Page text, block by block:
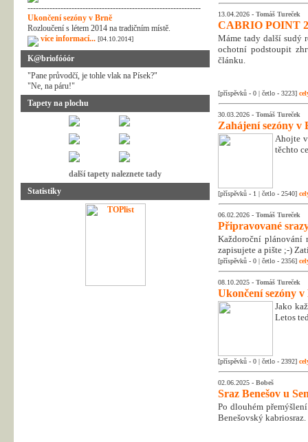
---------------------------------------------------------------
Ukončení sezóny v Brně
Rozloučení s létem 2014 na tradičním místě.
více informací... [04.10.2014]
K@briofóóór
"Pane průvodčí, je tohle vlak na Písek?"
"Ne, na páru!"
Tapety na plochu
další tapety naleznete tady
Statistiky
13.04.2026 - Tomáš Tureček
CABRIO POINT
Máme tady další sudý
ochotní podstoupit
článku.
[příspěvků - 0 | četlo - 3223]
30.03.2026 - Tomáš Tureček
Zahájení sezóny v
Ahojte
těchto
[příspěvků - 1 | četlo - 2540]
06.02.2026 - Tomáš Tureček
Připravované
Každoroční plánování
zapisujete a pište ;-)
[příspěvků - 0 | četlo - 2356]
08.10.2025 - Tomáš Tureček
Ukončení sezóny v
Jako
Letos
[příspěvků - 0 | četlo - 2392]
02.06.2025 - Bobeš
Sraz Benešov u
Po dlouhém
Benešovský kabriosraz.